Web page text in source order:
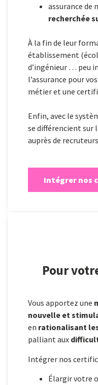
assurance de
recherchée
À la fin de leur
établissement
d’ingénieur … peu
l’assurance pour
métier et une
Enfin, avec le
se différencient sur
auprès de
Intégrer nos
Pour
Vous apportez une
nouvelle et
en rationalisant
palliant aux
Intégrer nos
Élargir votre